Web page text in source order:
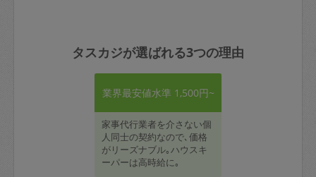
タスカジが選ばれる3つの理由
業界最安値水準 1,500円~
家事代行業者を介さない個
人同士の契約なので､価格
がリーズナブル｡ハウスキ
ーパーは高時給に｡